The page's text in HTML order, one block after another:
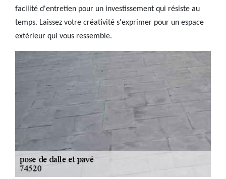
facilité d'entretien pour un investissement qui résiste au
temps. Laissez votre créativité s'exprimer pour un espace
extérieur qui vous ressemble.